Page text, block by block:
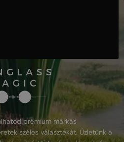
prémium márkás
széles választékát. Üzletünk a